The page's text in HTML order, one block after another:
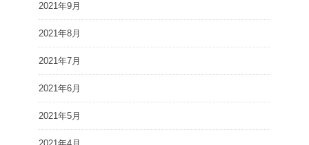
2021年9月
2021年8月
2021年7月
2021年6月
2021年5月